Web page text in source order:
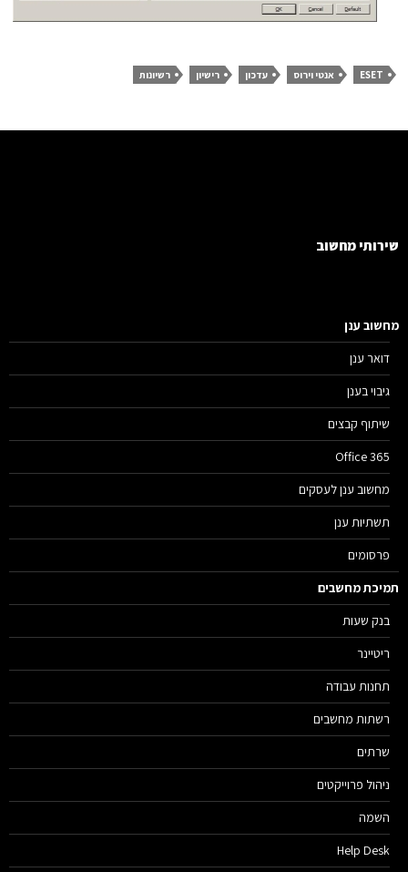
ESET אנטי וירוס עדכון רישיון רשיונות
מחשוב
ענן
דואר ענן
גיבוי בענן
שיתוף קבצים
Office 365
מחשוב ענן לעסקים
תשתיות ענן
פרסומים
מחשבים
בנק שעות
ריטיינר
תחנות עבודה
רשתות מחשבים
שרתים
ניהול פרוייקטים
השמה
Help Desk